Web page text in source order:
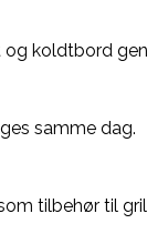
koldtbord
samme dag.
tilbehør til